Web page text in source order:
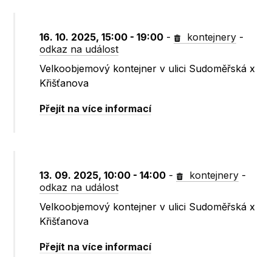
16. 10. 2025, 15:00 - 19:00 - kontejnery -
odkaz na událost
Velkoobjemový kontejner v ulici Sudoměřská x
Křišťanova
Přejít na více informací
13. 09. 2025, 10:00 - 14:00 - kontejnery -
odkaz na událost
Velkoobjemový kontejner v ulici Sudoměřská x
Křišťanova
Přejít na více informací